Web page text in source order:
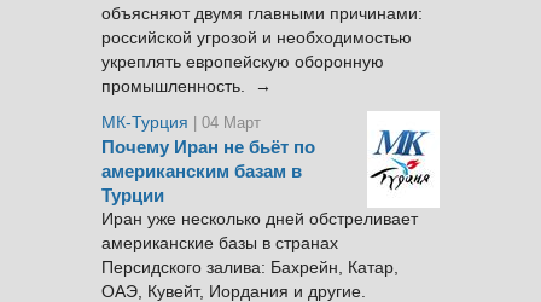
объясняют двумя главными причинами:
российской угрозой и необходимостью
укреплять европейскую оборонную
промышленность. →
МК-Турция
| 04 Март
Почему Иран не бьёт по
американским базам в
Турции
Иран уже несколько дней обстреливает
американские базы в странах
Персидского залива: Бахрейн, Катар,
ОАЭ, Кувейт, Иордания и другие.